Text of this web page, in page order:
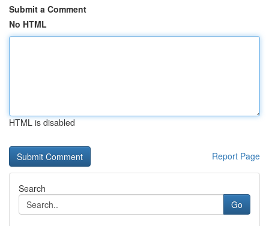
Submit a Comment
No HTML
HTML is disabled
Report Page
Search
Go